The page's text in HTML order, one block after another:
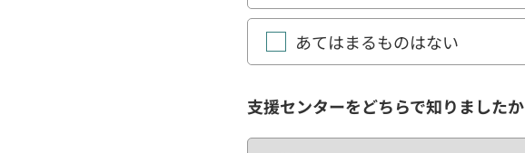
あてはまるものはない
支援センターをどちらで知りましたか